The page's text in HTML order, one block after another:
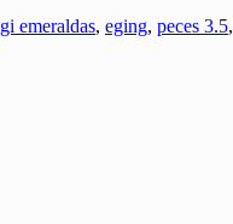
emeraldas, eging, peces 3.5,